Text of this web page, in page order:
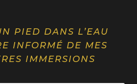
PIED DANS L’EAU
INFORMÉ DE MES
IMMERSIONS